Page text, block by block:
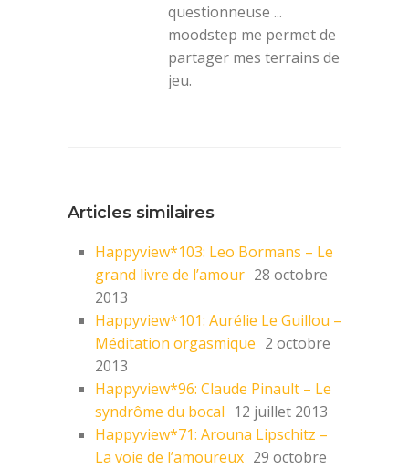
questionneuse ...
moodstep me permet de
partager mes terrains de
jeu.
Articles similaires
Happyview*103: Leo Bormans – Le
grand livre de l’amour 28 octobre
2013
Happyview*101: Aurélie Le Guillou –
Méditation orgasmique 2 octobre
2013
Happyview*96: Claude Pinault – Le
syndrôme du bocal 12 juillet 2013
Happyview*71: Arouna Lipschitz –
La voie de l’amoureux 29 octobre